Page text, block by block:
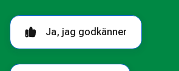
Ja, jag godkänner